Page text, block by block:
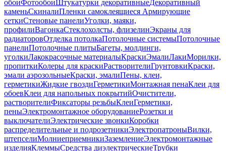
обоиФотообоиШтукатурки декоративныеДекоративный
каменьСкиналиПленки самоклеящиеся Армирующие
сеткиСтеновые панелиУголки, маяки,
профилиВагонкаСтеклохолсты, флизелинЭкраны для
радиаторовОтделка потолкаПотолочные системыПотолочные
панелиПотолочные плитыБагеты, молдинги,
уголкиЛакокрасочные материалыКраскиЭмалиЛакиМорилки,
пропиткиКолеры для краскиРастворителиГрунтовкиКраски,
эмали аэрозольныеКраски, эмалиПены, клеи,
герметикиЖидкие гвоздиГерметикиМонтажная пенаКлеи для
обоевКлеи для напольных покрытийОчистители,
растворителиФиксаторы резьбыКлеиГерметики,
пеныЭлектромонтажное оборудованиеРозетки и
выключателиЭлектрические звонкиКоробки
распределительные и подрозетникиЭлектропатроныВилки,
штепселиМолниеприемникиЗаземлениеЭлектромонтажные
изделияКлеммыСредства диэлектрическиеТрубки